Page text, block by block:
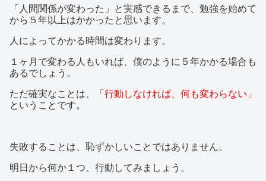
「人間関係が変わった」と実感できるまで、勉強を始めて
から５年以上はかかったと思います。
人によってかかる時間は変わります。
１ヶ月で変わる人もいれば、僕のように５年かかる場合も
あるでしょう。
ただ確実なことは、
「行動しなければ、何も変わらない」
ということです。
失敗することは、恥ずかしいことではありません。
明日から何か１つ、行動してみましょう。